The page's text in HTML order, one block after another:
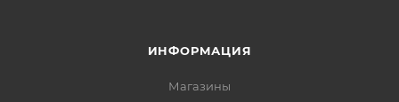
ИНФОРМАЦИЯ
Магазины